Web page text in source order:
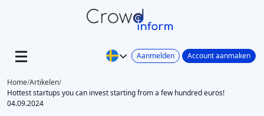
Aanmelden Account aanmaken
Home/Artikelen/
Hottest startups you can invest starting from a few hundred euros!
04.09.2024